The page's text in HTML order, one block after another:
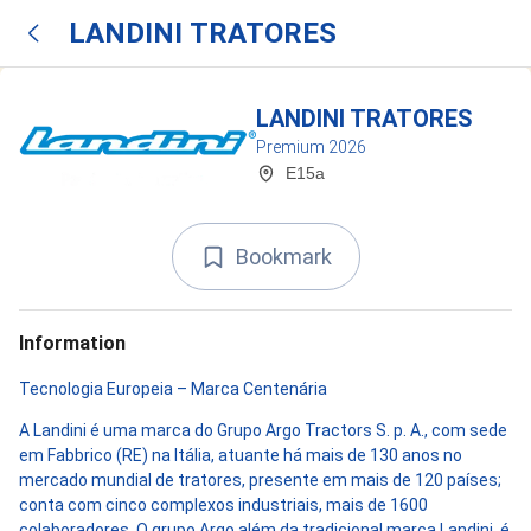
LANDINI TRATORES
LANDINI TRATORES
Premium 2026
E15a
Bookmark
Information
Tecnologia Europeia – Marca Centenária
A Landini é uma marca do Grupo Argo Tractors S. p. A., com sede
em Fabbrico (RE) na Itália, atuante há mais de 130 anos no
mercado mundial de tratores, presente em mais de 120 países;
conta com cinco complexos industriais, mais de 1600